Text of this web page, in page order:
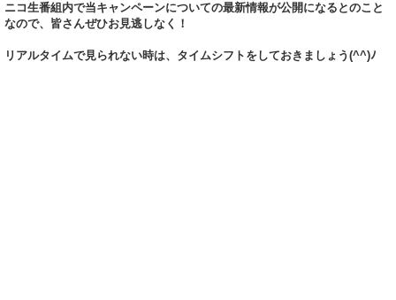
ニコ生番組内で当キャンペーンについての最新情報が公開になるとのこと
なので、皆さんぜひお見逃しなく！
リアルタイムで見られない時は、タイムシフトをしておきましょう(^^)ﾉ